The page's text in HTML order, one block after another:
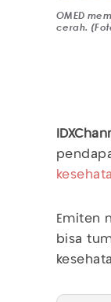
OMED
cerah.
Emiten
bisa